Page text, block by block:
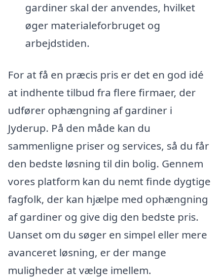
gardiner skal der anvendes, hvilket
øger materialeforbruget og
arbejdstiden.
For at få en præcis pris er det en god idé
at indhente tilbud fra flere firmaer, der
udfører ophængning af gardiner i
Jyderup. På den måde kan du
sammenligne priser og services, så du får
den bedste løsning til din bolig. Gennem
vores platform kan du nemt finde dygtige
fagfolk, der kan hjælpe med ophængning
af gardiner og give dig den bedste pris.
Uanset om du søger en simpel eller mere
avanceret løsning, er der mange
muligheder at vælge imellem.